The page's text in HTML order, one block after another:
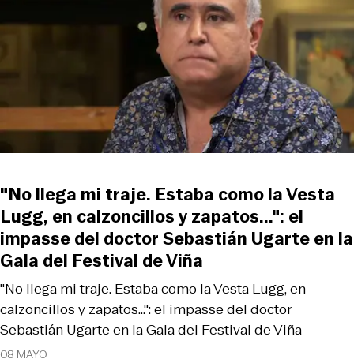
08 MAYO
"No llega mi traje. Estaba como la Vesta Lugg, en
calzoncillos y zapatos...": el impasse del doctor
Sebastián Ugarte en la Gala del Festival de Viña
"No llega mi traje. Estaba como la Vesta
Lugg, en calzoncillos y zapatos...": el
impasse del doctor Sebastián Ugarte en la
Gala del Festival de Viña